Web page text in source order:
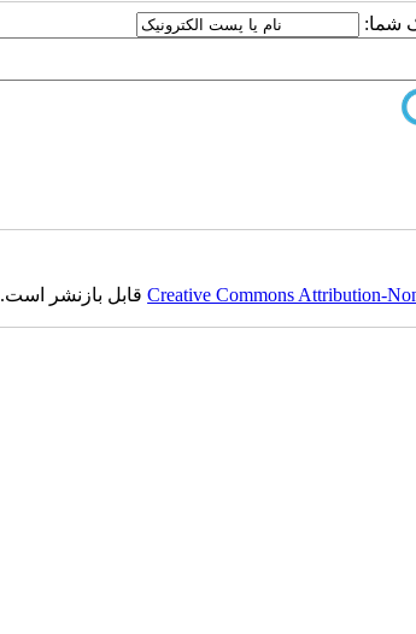
شما:
Creative Commons Attribution-قابل بازنشر است.